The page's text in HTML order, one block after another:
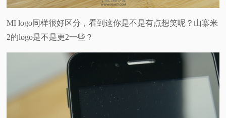
MI logo同样很好区分，看到这你是不是有点想笑呢？山寨米
2的logo是不是更2一些？